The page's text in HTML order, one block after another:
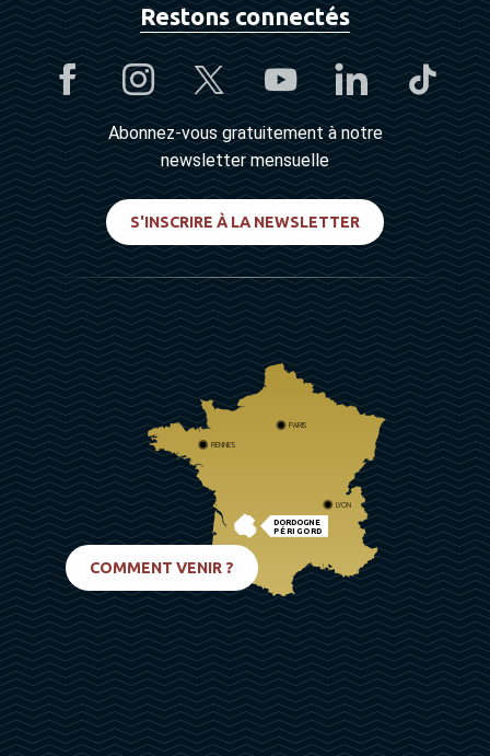
Restons connectés
Abonnez-vous gratuitement à notre
newsletter mensuelle
S'INSCRIRE À LA NEWSLETTER
DORDOGNE
PÉRIGORD
PARIS
RENNES
LYON
COMMENT VENIR ?